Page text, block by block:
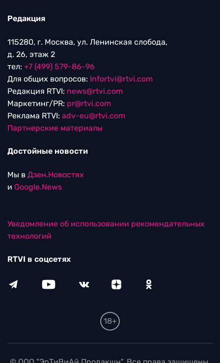
Редакция
115280, г. Москва, ул. Ленинская слобода,
д. 26, этаж 2
тел: +7 (499) 579-86-96
Для общих вопросов: Infortvi@rtvi.com
Редакция RTVI: news@rtvi.com
Маркетинг/PR: pr@rtvi.com
Реклама RTVI: adv-eu@rtvi.com
Партнерские материалы
Достойные новости
Мы в Дзен.Новостях
и Google.News
Уведомление об использовании рекомендательных
технологий
RTVI в соцсетях
18+